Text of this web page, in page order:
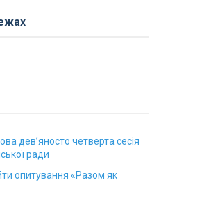
дев’яносто четверта сесія
ради
опитування «Разом як